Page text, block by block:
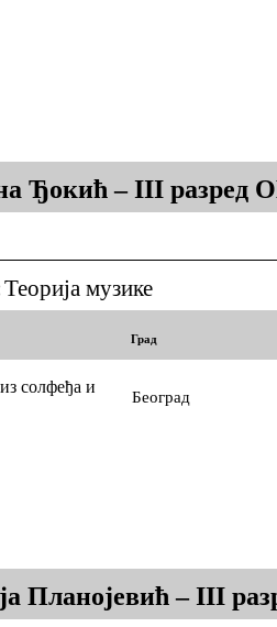
Ђокић – III разред
Теорија музике
Град
солфеђа и
Београд
Планојевић – III